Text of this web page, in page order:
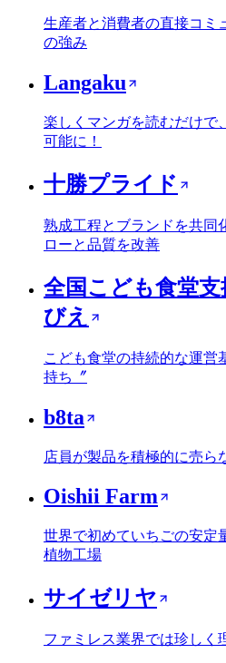
生産者と消費者の直接コミ
の強み
Langaku
楽しくマンガを読むだけで
可能に！
十勝プライド
熟成工程とブランドを共同
ローと品質を改善
全国こども食堂
びえ
こども食堂の持続的な運営
持ち〞
b8ta
店員が製品を積極的に売ら
Oishii Farm
世界で初めていちごの安定
植物工場
サイゼリヤ
ファミレス業界では珍しく